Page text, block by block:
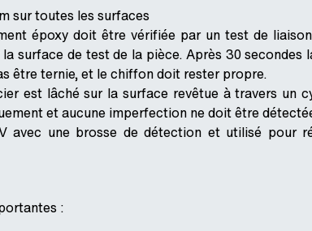
sur toutes les surfaces
époxy doit être vérifiée par un test de
surface de test de la pièce. Après 30 secondes
être ternie, et le chiffon doit rester propre.
est lâché sur la surface revêtue à travers un
et aucune imperfection ne doit être
avec une brosse de détection et utilisé pour
: